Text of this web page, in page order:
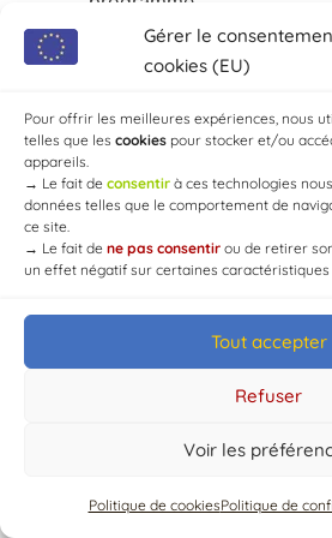
Gérer le
cookies (EU)
Pour offrir les meilleures expériences, nous
telles que les cookies pour stocker et/ou
appareils.
→ Le fait de consentir à ces technologies
données telles que le comportement de
ce site.
→ Le fait de ne pas consentir ou de retirer
un effet négatif sur certaines caractéristiques
Tout accepter
Refuser
Voir les
Politique de cookiesPolitique de
© Mairie de Chaource [2004-2024] |